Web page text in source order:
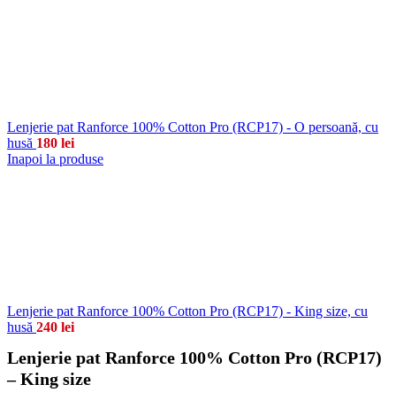
Lenjerie pat Ranforce 100% Cotton Pro (RCP17) - O persoană, cu
husă 180 lei
Inapoi la produse
Lenjerie pat Ranforce 100% Cotton Pro (RCP17) - King size, cu
husă 240 lei
Lenjerie pat Ranforce 100% Cotton Pro (RCP17)
– King size